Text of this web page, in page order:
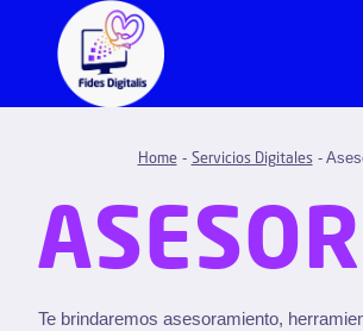
Home- Servicios Digitales-
Te brindaremos asesoramiento,